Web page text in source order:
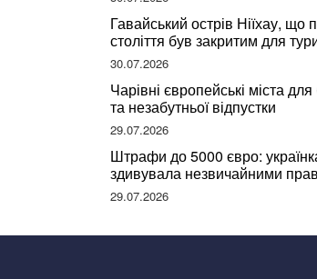
Гавайський острів Ніїхау, що
століття був закритим для
починає приймати перших
30.07.2026
Чарівні європейські міста
та незабутньої відпустки
29.07.2026
Штрафи до 5000 євро:
здивувала незвичайними
Німеччині та поділилася
29.07.2026